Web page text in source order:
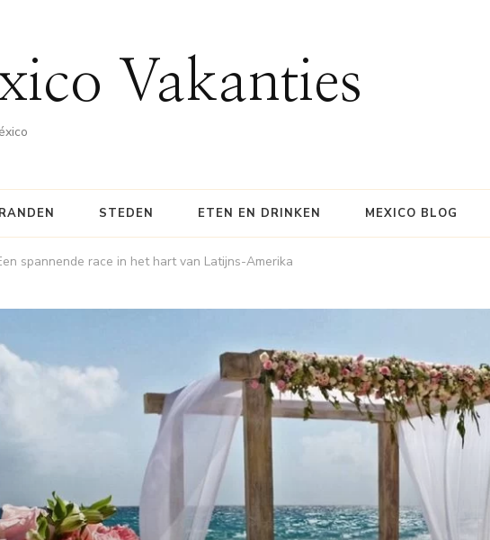
Vakanties
STEDEN ETEN EN DRINKEN MEXICO BLOG
spannende race in het hart van Latijns-Amerika